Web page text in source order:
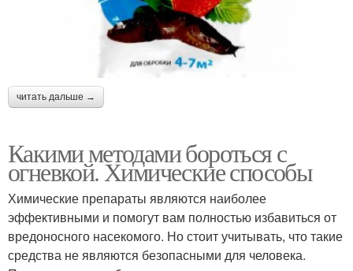
читать дальше →
Какими методами бороться с
огневкой. Химические способы
Химические препараты являются наиболее
эффективными и помогут вам полностью избавиться от
вредоносного насекомого. Но стоит учитывать, что такие
средства не являются безопасными для человека.